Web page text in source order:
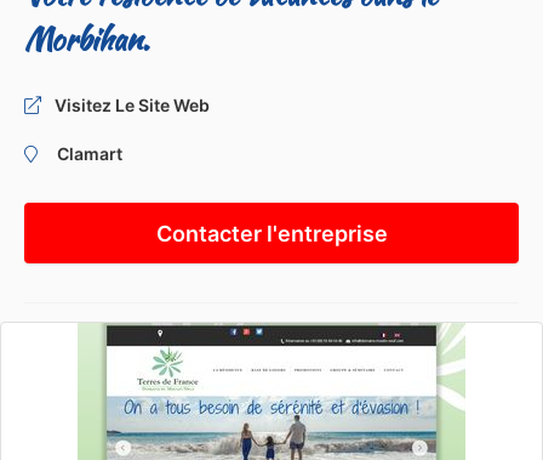
Morbihan.
Visitez Le Site Web
Clamart
Contacter l'entreprise